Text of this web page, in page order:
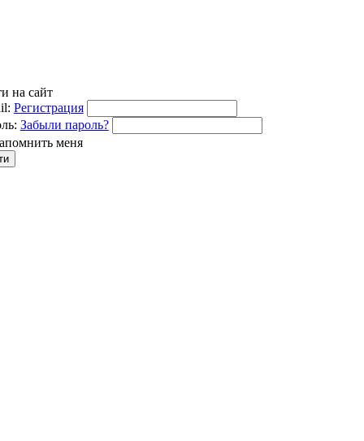
на сайт
Регистрация
Забыли пароль?
меня